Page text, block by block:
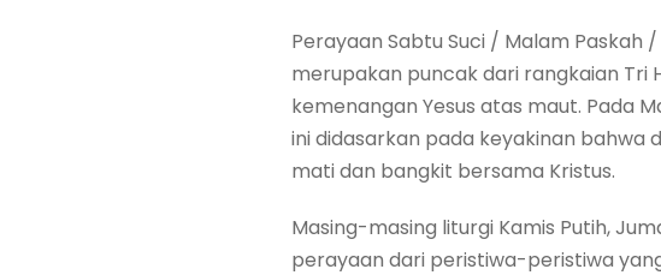
Perayaan Sabtu Suci / Malam Paskah
merupakan puncak dari rangkaian Tri
kemenangan Yesus atas maut. Pada
ini didasarkan pada keyakinan bahwa
mati dan bangkit bersama Kristus.
Masing-masing liturgi Kamis Putih,
perayaan dari peristiwa-peristiwa